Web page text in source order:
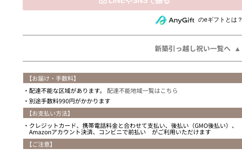
住所を知らない相手にeギフトで贈るのeギフトとは？
新築引っ越し祝い一覧へ
【お届け・手数料】
配達不能な区域があります。 配達不能地域一覧はこちら
別途手数料990円がかかります
【お支払い方法】
クレジットカード、携帯電話料金と合わせて支払い、後払い（GMO後払い）、
Amazonアカウント決済、コンビニで前払い がご利用いただけます
【ご注意】